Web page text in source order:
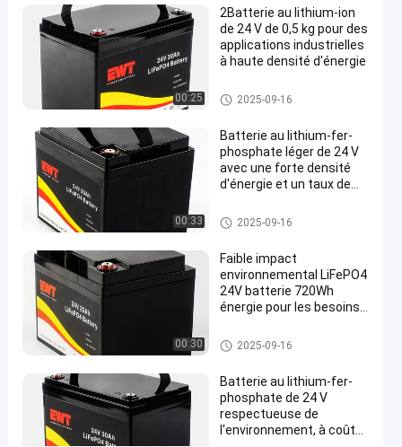
moteur
de
bateau
24v
Longue
durée
de
vie
phosphate
de fer du
lithium 24v
2025-
09-16
points
de vue
Maintenant
Partager
#
batterie
de
phosphate
de fer du
lithium
00:25
2Batterie au lithium-ion
de 24 V de 0,5 kg pour des
applications industrielles
à haute densité d'énergie
batterie de phosphate de fer du
lithium 24v
2025-09-16
00:33
Batterie au lithium-fer-
phosphate léger de 24 V
avec une forte densité
d'énergie et un taux de
batterie de phosphate de fer du
lithium 24v
2025-09-16
00:30
Faible impact
environnemental LiFePO4
24V batterie 720Wh
énergie pour les besoins
batterie de phosphate de fer du
lithium 24v
2025-09-16
Batterie au lithium-fer-
phosphate de 24 V
respectueuse de
l'environnement, à coût